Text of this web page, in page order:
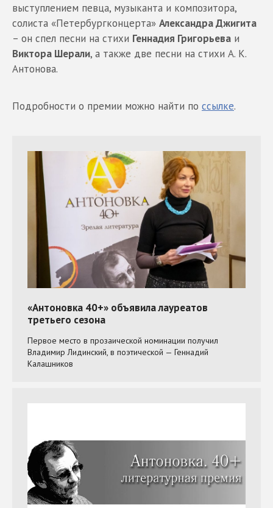
выступлением певца, музыканта и композитора,
солиста «Петербургконцерта» Александра Джигита
– он спел песни на стихи Геннадия Григорьева и
Виктора Шерали, а также две песни на стихи А. К.
Антонова.
Подробности о премии можно найти по ссылке.